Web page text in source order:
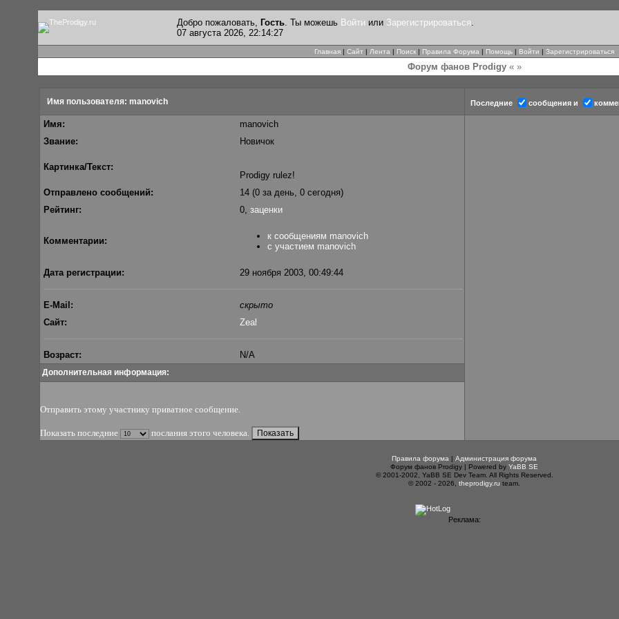
Добро пожаловать, Гость. Ты можешь Войти или Зарегистрироваться.
07 августа 2026, 22:14:27
Главная | Сайт | Лента | Поиск | Правила Форума | Помощь | Войти | Зарегистрироваться
Форум фанов Prodigy« »
Имя пользователя: manovich Последние сообщения и
Имя:
manovich
Звание:
Новичок
Картинка/Текст:
Prodigy rulez!
Отправлено сообщений:
14 (0 за день, 0 сегодня)
Рейтинг:
0, заценки
Комментарии:
к сообщениям manovich
с участием manovich
Дата регистрации: 29 ноября 2003, 00:49:44
E-Mail:
скрыто
Сайт:
Zeal
Возраст: N/A
Дополнительная информация:
Отправить этому участнику приватное сообщение.
Показать последние послания этого человека.
Правила форума | Администрация форума
Форум фанов Prodigy | Powered by YaBB SE
© 2001-2002, YaBB SE Dev Team. All Rights Reserved.
© 2002 - 2026, theprodigy.ru team.
Реклама: